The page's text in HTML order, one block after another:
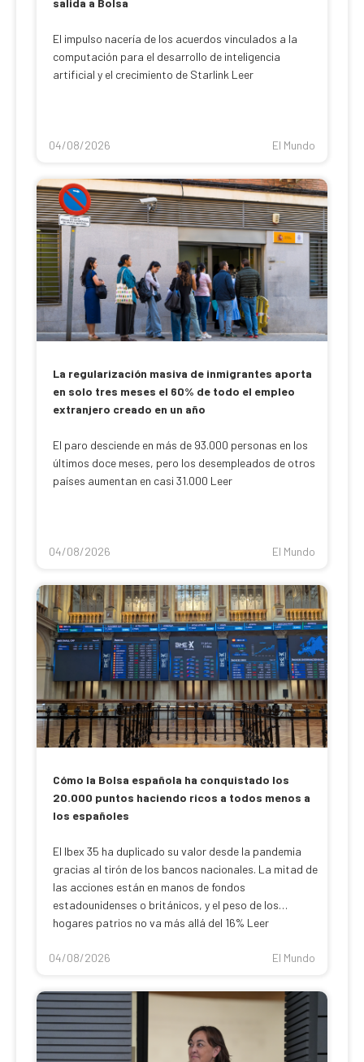
salida a Bolsa
El impulso nacería de los acuerdos vinculados a la
computación para el desarrollo de inteligencia
artificial y el crecimiento de Starlink Leer
04/08/2026 El Mundo
La regularización masiva de inmigrantes aporta
en solo tres meses el 60% de todo el empleo
extranjero creado en un año
El paro desciende en más de 93.000 personas en los
últimos doce meses, pero los desempleados de otros
países aumentan en casi 31.000 Leer
04/08/2026 El Mundo
Cómo la Bolsa española ha conquistado los
20.000 puntos haciendo ricos a todos menos a
los españoles
El Ibex 35 ha duplicado su valor desde la pandemia
gracias al tirón de los bancos nacionales. La mitad de
las acciones están en manos de fondos
estadounidenses o británicos, y el peso de los
hogares patrios no va más allá del 16% Leer
04/08/2026 El Mundo